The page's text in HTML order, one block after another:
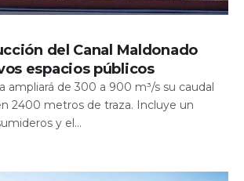
del Canal Maldonado
espacios públicos
ampliará de 300 a 900 m³/s su caudal
2400 metros de traza. Incluye un
y el...